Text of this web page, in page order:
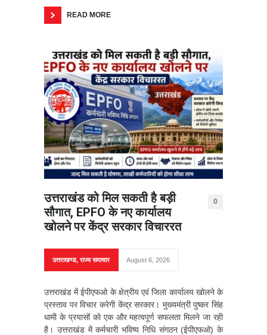
READ MORE
उत्तराखंड को मिल सकती है बड़ी
सौगात, EPFO के नए कार्यालय
खोलने पर केंद्र सरकार विचाररत
0
उत्तराखण्ड,राज्य समाचार August 6, 2026
उत्तराखंड में ईपीएफओ के क्षेत्रीय एवं जिला कार्यालय खोलने के
प्रस्ताव पर विचार करेगी केंद्र सरकार। मुख्यमंत्री पुष्कर सिंह
धामी के प्रयासों को एक और महत्वपूर्ण सफलता मिलने जा रही
है। उत्तराखंड में कर्मचारी भविष्य निधि संगठन (ईपीएफओ) के